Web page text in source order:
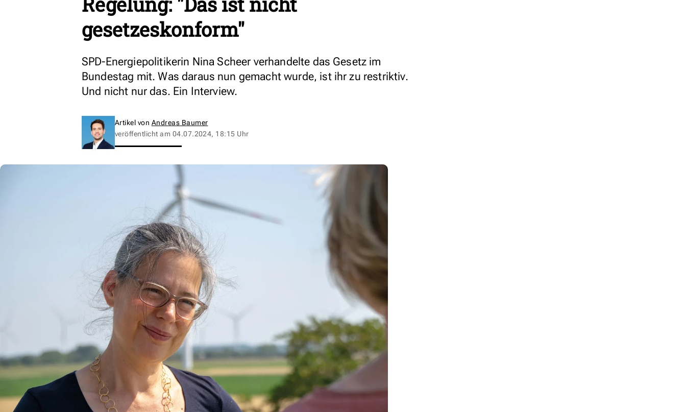
gesetzeskonform"
SPD-Energiepolitikerin Nina Scheer verhandelte das Gesetz im
Bundestag mit. Was daraus nun gemacht wurde, ist ihr zu restriktiv.
Und nicht nur das. Ein Interview.
Artikel von Andreas Baumer
veröffentlicht am 04.07.2024, 18:15 Uhr